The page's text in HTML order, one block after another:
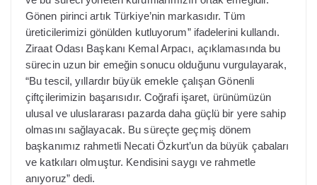
Gönen pirinci artık Türkiye’nin markasıdır. Tüm
üreticilerimizi gönülden kutluyorum” ifadelerini kullandı.
Ziraat Odası Başkanı Kemal Arpacı, açıklamasında bu
sürecin uzun bir emeğin sonucu olduğunu vurgulayarak,
“Bu tescil, yıllardır büyük emekle çalışan Gönenli
çiftçilerimizin başarısıdır. Coğrafi işaret, ürünümüzün
ulusal ve uluslararası pazarda daha güçlü bir yere sahip
olmasını sağlayacak. Bu süreçte geçmiş dönem
başkanımız rahmetli Necati Özkurt’un da büyük çabaları
ve katkıları olmuştur. Kendisini saygı ve rahmetle
anıyoruz” dedi.